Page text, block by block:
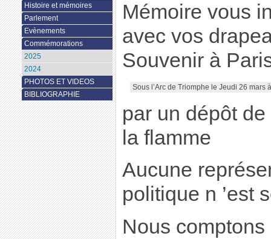
Mémoire vous
avec vos
Souvenir à
Sous l’Arc de Triomphe le Jeudi 26 mars
par un dépôt
la flamme
Aucune
politique n ’est
Nous
Histoire et mémoires
Parlement
Evènements
Commémorations
2025
2024
PHOTOS ET VIDEOS
BIBLIOGRAPHIE